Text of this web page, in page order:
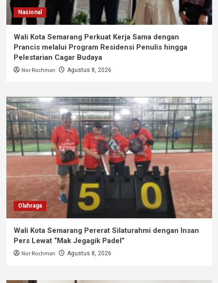
Nasional
Wali Kota Semarang Perkuat Kerja Sama dengan
Prancis melalui Program Residensi Penulis hingga
Pelestarian Cagar Budaya
Nor Rochman Agustus 8, 2026
Olahraga
Wali Kota Semarang Pererat Silaturahmi dengan Insan
Pers Lewat “Mak Jegagik Padel”
Nor Rochman Agustus 8, 2026